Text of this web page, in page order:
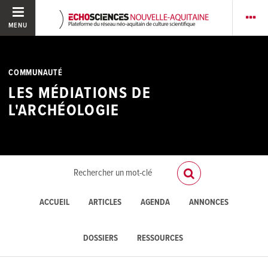
MENU
COMMUNAUTÉ
LES MÉDIATIONS DE
L'ARCHÉOLOGIE
ACCUEIL ARTICLES AGENDA ANNONCES
DOSSIERS RESSOURCES